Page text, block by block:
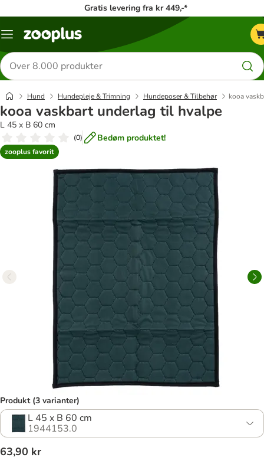
Gratis levering fra kr 449,-*
Menu
Søg
efter
produkter
Hund Hundepleje & Trimning Hundeposer & Tilbehør kooa
kooa vaskbart underlag til hvalpe
L 45 x B 60 cm
(0) Bedøm produktet!
zooplus favorit
Produkt (3 varianter)
L 45 x B 60 cm
1944153.0
63,90 kr